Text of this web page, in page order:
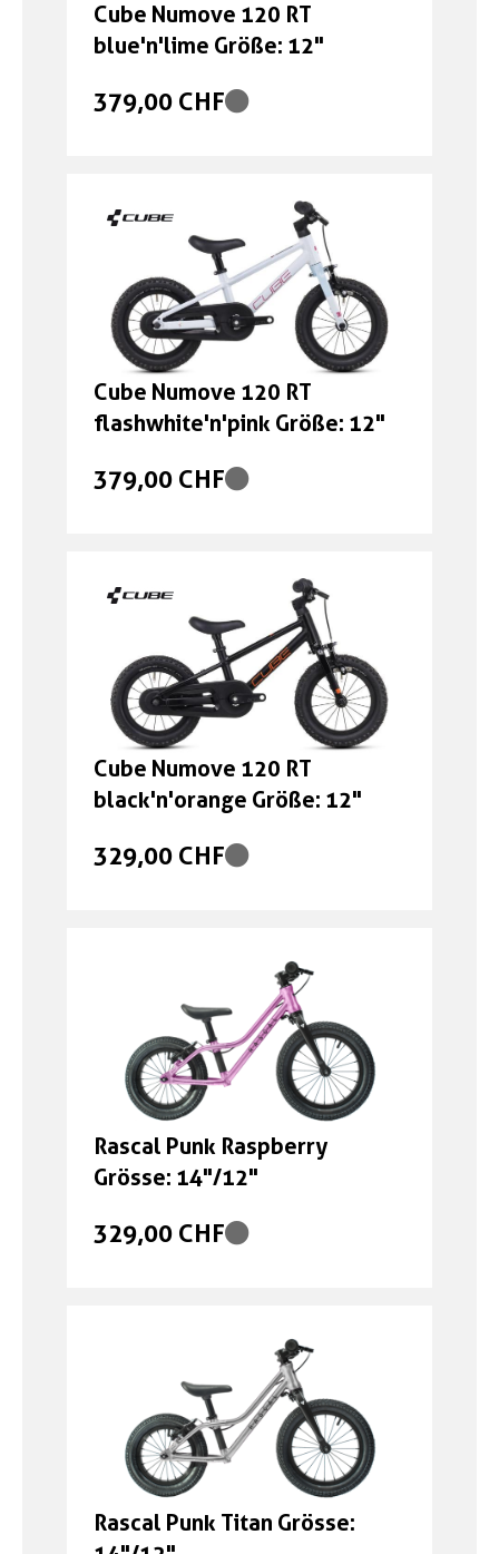
Cube Numove 120 RT
blue'n'lime Größe: 12"
379,00 CHF
Cube Numove 120 RT
flashwhite'n'pink Größe: 12"
379,00 CHF
Cube Numove 120 RT
black'n'orange Größe: 12"
329,00 CHF
Rascal Punk Raspberry
Grösse: 14"/12"
329,00 CHF
Rascal Punk Titan Grösse: